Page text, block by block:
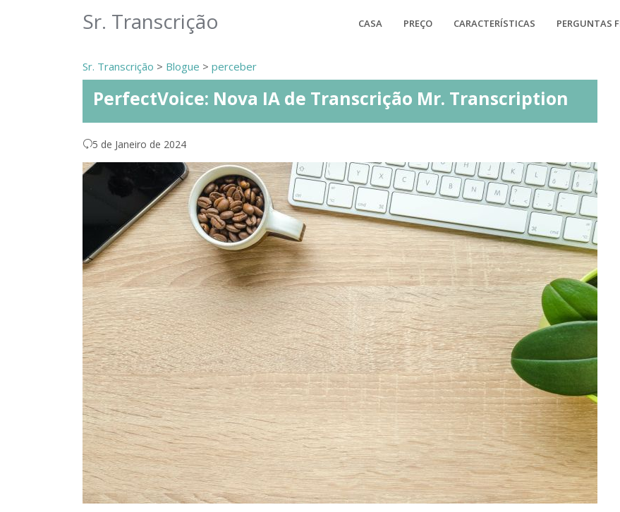
Sr. Transcrição CASA PREÇO CARACTERÍSTICAS PERGUNTAS
Sr. Transcrição > Blogue > perceber
PerfectVoice: Nova IA de Transcrição Mr. Transcription
5 de Janeiro de 2024